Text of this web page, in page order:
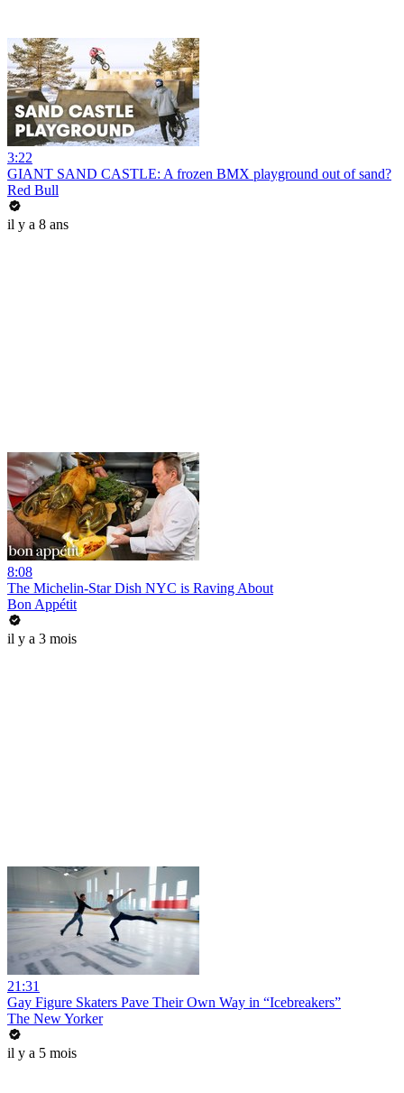
3:22
GIANT SAND CASTLE: A frozen BMX playground out of sand?
Red Bull
il y a 8 ans
8:08
The Michelin-Star Dish NYC is Raving About
Bon Appétit
il y a 3 mois
21:31
Gay Figure Skaters Pave Their Own Way in “Icebreakers”
The New Yorker
il y a 5 mois